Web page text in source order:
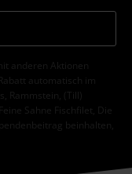
anderen Aktionen
automatisch im
Rammstein, (Till)
Sahne Fischfilet, Die
beinhalten,